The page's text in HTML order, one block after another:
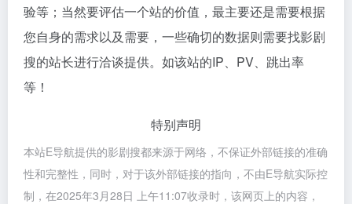
验等；当然要评估一个站的价值，最主要还是需要根据
您自身的需求以及需要，一些确切的数据则需要找影剧
搜的站长进行洽谈提供。如该站的IP、PV、跳出率
等！
特别声明
本站E导航提供的影剧搜都来源于网络，不保证外部链接的准确
性和完整性，同时，对于该外部链接的指向，不由E导航实际控
制，在2025年3月28日 上午11:07收录时，该网页上的内容，